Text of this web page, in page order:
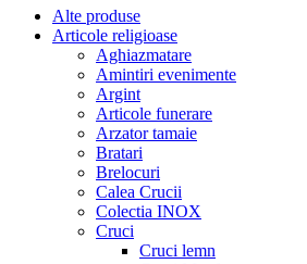
Alte produse
Articole religioase
Aghiazmatare
Amintiri evenimente
Argint
Articole funerare
Arzator tamaie
Bratari
Brelocuri
Calea Crucii
Colectia INOX
Cruci
Cruci lemn